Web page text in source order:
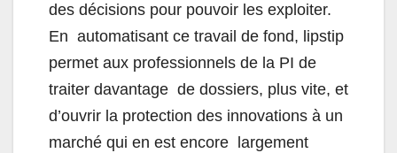
des décisions pour pouvoir les exploiter.
En automatisant ce travail de fond, lipstip
permet aux professionnels de la PI de
traiter davantage de dossiers, plus vite, et
d’ouvrir la protection des innovations à un
marché qui en est encore largement